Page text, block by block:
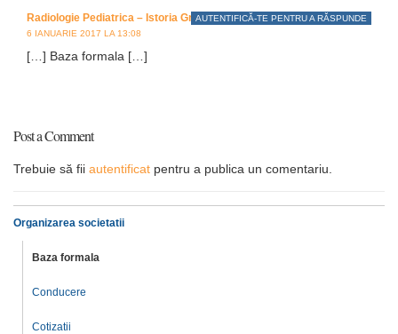
Radiologie Pediatrica – Istoria Grupului de Radiologie Pediatrica
6 IANUARIE 2017 LA 13:08
[…] Baza formala […]
AUTENTIFICĂ-TE PENTRU A RĂSPUNDE
Post a Comment
Trebuie să fii autentificat pentru a publica un comentariu.
Organizarea societatii
Baza formala
Conducere
Cotizatii